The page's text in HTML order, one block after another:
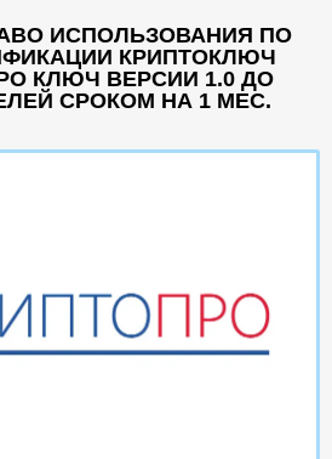
ИСПОЛЬЗОВАНИЯ ПО
КРИПТОКЛЮЧ
КЛЮЧ ВЕРСИИ 1.0 ДО
СРОКОМ НА 1 МЕС.